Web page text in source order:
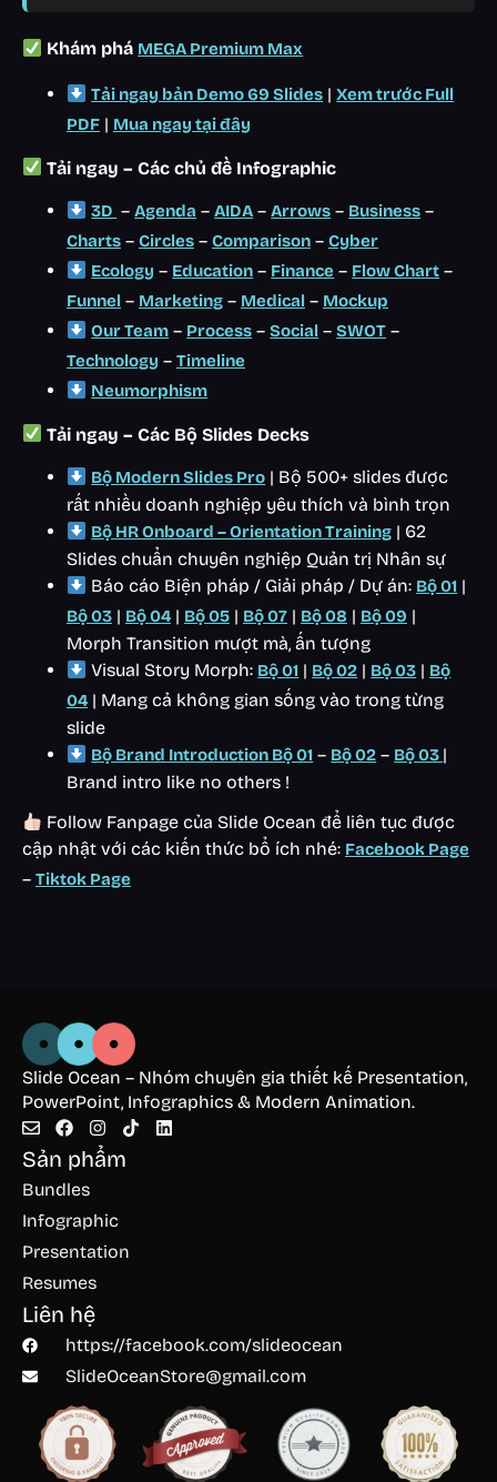
Khám phá MEGA Premium Max
Tải ngay bản Demo 69 Slides |Xem trước Full
PDF | Mua ngay tại đây
Tải ngay – Các chủ đề Infographic
3D –Agenda –AIDA –Arrows – Business –
Charts – Circles – Comparison – Cyber
Ecology – Education – Finance – Flow Chart –
Funnel – Marketing – Medical – Mockup
Our Team – Process –Social –SWOT –
Technology – Timeline
Neumorphism
Tải ngay – Các Bộ Slides Decks
Bộ Modern Slides Pro | Bộ 500+ slides được
rất nhiều doanh nghiệp yêu thích và bình trọn
Bộ HR Onboard – Orientation Training | 62
Slides chuẩn chuyên nghiệp Quản trị Nhân sự
Báo cáo Biện pháp / Giải pháp / Dự án: Bộ 01 |
Bộ 03 | Bộ 04 | Bộ 05 | Bộ 07 | Bộ 08 | Bộ 09 |
Morph Transition mượt mà, ấn tượng
Visual Story Morph: Bộ 01 | Bộ 02 | Bộ 03 | Bộ
04 | Mang cả không gian sống vào trong từng
slide
Bộ Brand Introduction Bộ 01 – Bộ 02 – Bộ 03 |
Brand intro like no others !
Follow Fanpage của Slide Ocean để liên tục được
cập nhật với các kiến thức bổ ích nhé: Facebook Page
– Tiktok Page
Slide Ocean – Nhóm chuyên gia thiết kế Presentation,
PowerPoint, Infographics & Modern Animation.
Sản phẩm
Bundles
Infographic
Presentation
Resumes
Liên hệ
https://facebook.com/slideocean
SlideOceanStore@gmail.com